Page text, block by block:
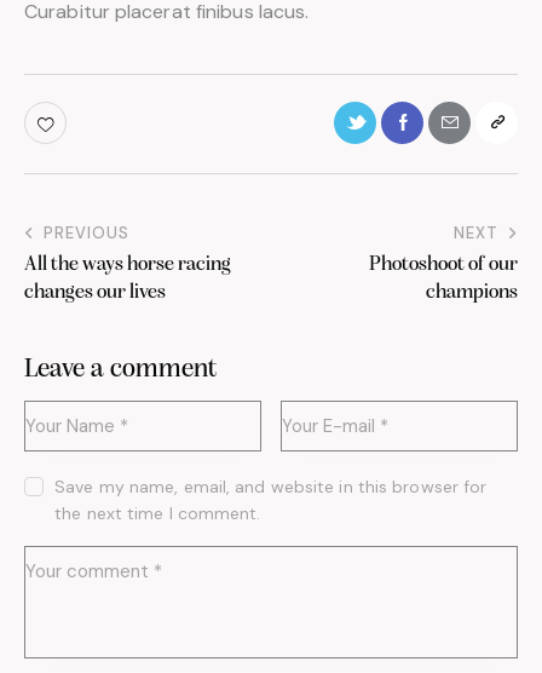
Curabitur placerat finibus lacus.
PREVIOUS
All the ways horse racing
changes our lives
NEXT
Photoshoot of our
champions
Leave a comment
Save my name, email, and website in this browser for
the next time I comment.